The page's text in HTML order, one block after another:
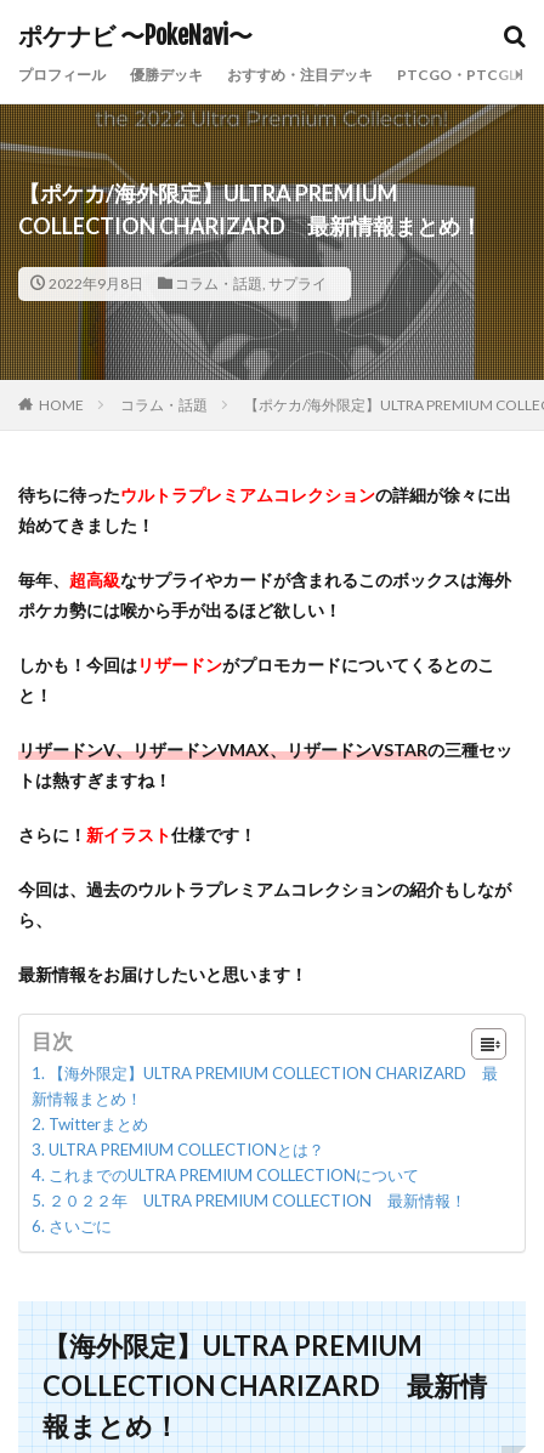
ポケナビ 〜PokeNavi〜
プロフィール 優勝デッキ おすすめ・注目デッキ PTCGO・PTCGL
【ポケカ/海外限定】ULTRA PREMIUM
COLLECTION CHARIZARD 最新情報まとめ！
2022年9月8日 コラム・話題, サプライ
HOME コラム・話題 【ポケカ/海外限定】ULTRA PREMIUM
待ちに待ったウルトラプレミアムコレクションの詳細が徐々に出
始めてきました！
毎年、 超高級なサプライやカードが含まれるこのボックスは海外
ポケカ勢には喉から手が出るほど欲しい！
しかも！今回はリザードンがプロモカードについてくるとのこ
と！
リザードンV、リザードンVMAX、リザードンVSTARの三種セッ
トは熱すぎますね！
さらに！ 新イラスト仕様です！
今回は、過去のウルトラプレミアムコレクションの紹介もしなが
ら、
最新情報をお届けしたいと思います！
目次
【海外限定】ULTRA PREMIUM COLLECTION CHARIZARD 最
新情報まとめ！
Twitterまとめ
ULTRA PREMIUM COLLECTIONとは？
これまでのULTRA PREMIUM COLLECTIONについて
２０２２年 ULTRA PREMIUM COLLECTION 最新情報！
さいごに
【海外限定】ULTRA PREMIUM
COLLECTION CHARIZARD 最新情
報まとめ！
ポケカ ポケナビ まとめ
カテゴリー
検索